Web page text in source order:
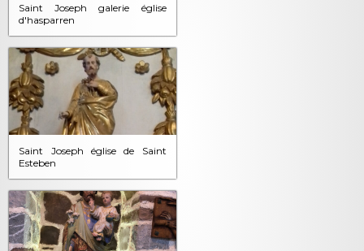
Saint Joseph galerie église
d'hasparren
Saint Joseph église de Saint
Esteben